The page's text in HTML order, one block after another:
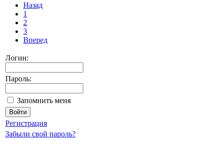
Назад
1
2
3
Вперед
Логин:
Пароль:
Запомнить меня
Регистрация
Забыли свой пароль?